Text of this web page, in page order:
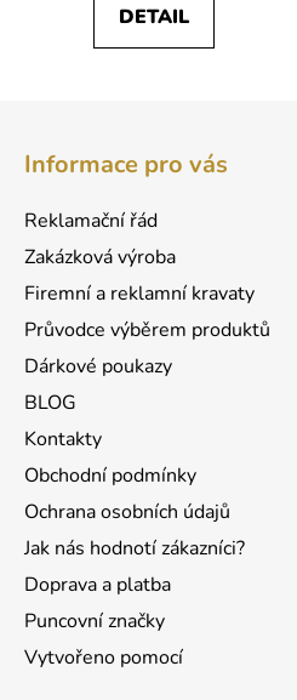
DETAIL
Informace pro vás
Reklamační řád
Zakázková výroba
Firemní a reklamní kravaty
Průvodce výběrem produktů
Dárkové poukazy
BLOG
Kontakty
Obchodní podmínky
Ochrana osobních údajů
Jak nás hodnotí zákazníci?
Doprava a platba
Puncovní značky
Vytvořeno pomocí